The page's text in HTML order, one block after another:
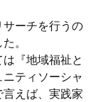
ーチを行うの
。
『地域福祉と
ティソーシャ
えば、実践家